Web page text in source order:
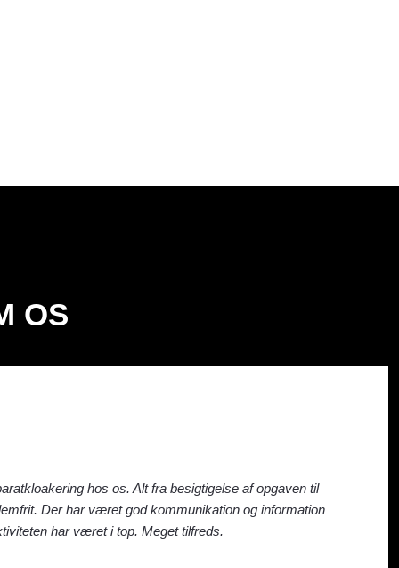
OS
hos os. Alt fra besigtigelse af opgaven til
Der har været god kommunikation og information
har været i top. Meget tilfreds.